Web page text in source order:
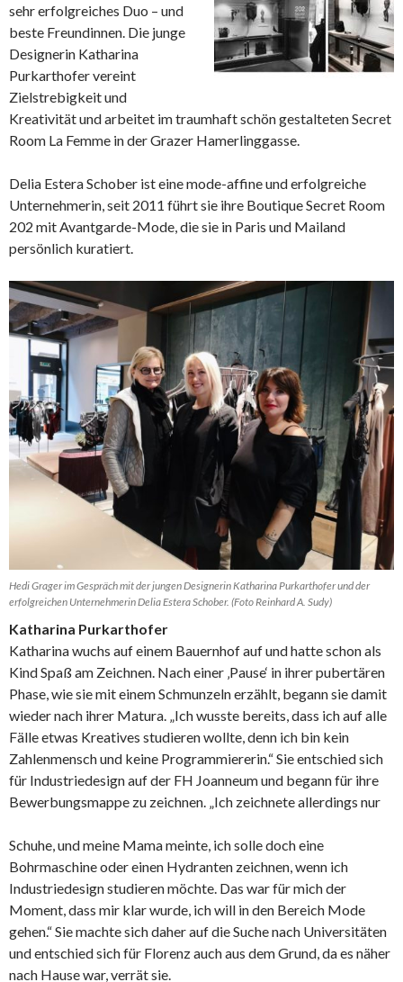
sehr erfolgreiches Duo – und
beste Freundinnen. Die junge
Designerin Katharina
Purkarthofer vereint
Zielstrebigkeit und
Kreativität und arbeitet im traumhaft schön gestalteten Secret
Room La Femme in der Grazer Hamerlinggasse.
Delia Estera Schober ist eine mode-affine und erfolgreiche
Unternehmerin, seit 2011 führt sie ihre Boutique Secret Room
202 mit Avantgarde-Mode, die sie in Paris und Mailand
persönlich kuratiert.
Hedi Grager im Gespräch mit der jungen Designerin Katharina Purkarthofer und der
erfolgreichen Unternehmerin Delia Estera Schober. (Foto Reinhard A. Sudy)
Katharina Purkarthofer
Katharina wuchs auf einem Bauernhof auf und hatte schon als
Kind Spaß am Zeichnen. Nach einer ‚Pause‘ in ihrer pubertären
Phase, wie sie mit einem Schmunzeln erzählt, begann sie damit
wieder nach ihrer Matura. „Ich wusste bereits, dass ich auf alle
Fälle etwas Kreatives studieren wollte, denn ich bin kein
Zahlenmensch und keine Programmiererin.“ Sie entschied sich
für Industriedesign auf der FH Joanneum und begann für ihre
Bewerbungsmappe zu zeichnen. „Ich zeichnete allerdings nur
Schuhe, und meine Mama meinte, ich solle doch eine
Bohrmaschine oder einen Hydranten zeichnen, wenn ich
Industriedesign studieren möchte. Das war für mich der
Moment, dass mir klar wurde, ich will in den Bereich Mode
gehen.“ Sie machte sich daher auf die Suche nach Universitäten
und entschied sich für Florenz auch aus dem Grund, da es näher
nach Hause war, verrät sie.